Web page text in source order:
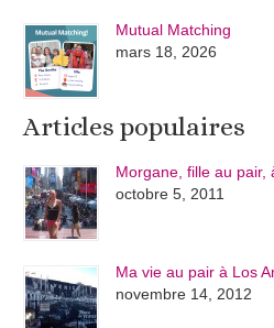
Mutual Matching
mars 18, 2026
Articles populaires
Morgane, fille au pair,
octobre 5, 2011
Ma vie au pair à Los
novembre 14, 2012